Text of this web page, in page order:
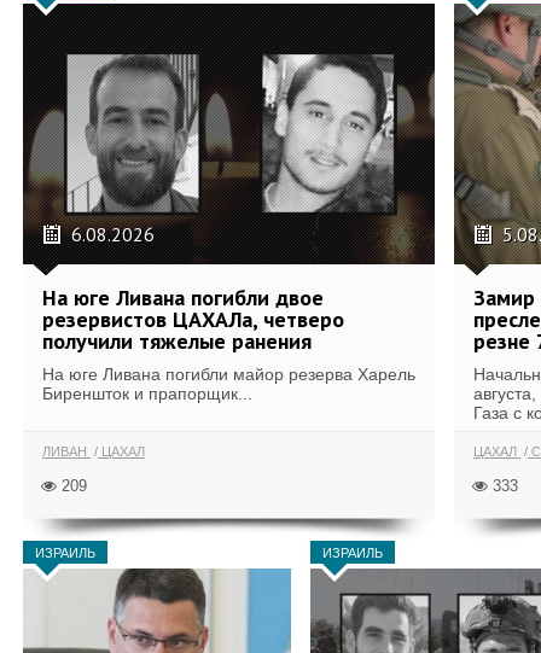
6.08.2026
На юге Ливана погибли двое
резервистов ЦАХАЛа, четверо
получили тяжелые ранения
На юге Ливана погибли майор резерва Харель
Биреншток и прапорщик...
ЛИВАН ЦАХАЛ
209
Замир
резне
Газа с
ЦАХАЛ
333
ИЗРАИЛЬ ИЗРАИЛЬ